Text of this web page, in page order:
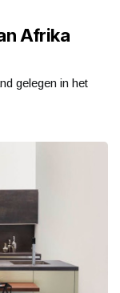
Afrika
gelegen in het